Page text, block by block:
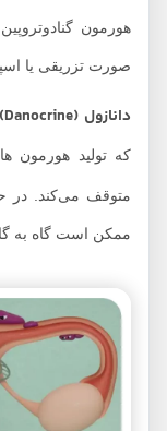
هورمون گنادوتروپین
صورت تزریقی یا
دانازول (Danocrine):
که تولید هورمون
متوقف می‌کند. در حین
ممکن است گاه به گاه